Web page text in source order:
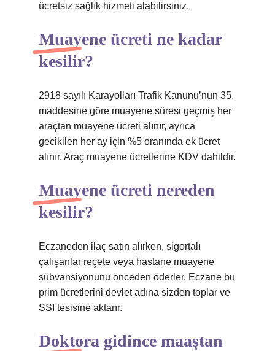
ücretsiz sağlık hizmeti alabilirsiniz.
Muayene ücreti ne kadar
kesilir?
2918 sayılı Karayolları Trafik Kanunu’nun 35.
maddesine göre muayene süresi geçmiş her
araçtan muayene ücreti alınır, ayrıca
gecikilen her ay için %5 oranında ek ücret
alınır. Araç muayene ücretlerine KDV dahildir.
Muayene ücreti nereden
kesilir?
Eczaneden ilaç satın alırken, sigortalı
çalışanlar reçete veya hastane muayene
sübvansiyonunu önceden öderler. Eczane bu
prim ücretlerini devlet adına sizden toplar ve
SSI tesisine aktarır.
Doktora gidince maaştan